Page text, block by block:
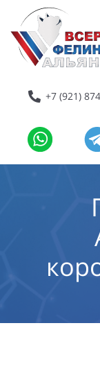
+7 (921)